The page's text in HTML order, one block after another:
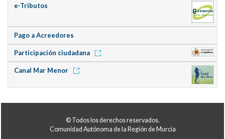
e-Tributos
Pago a Acreedores
Participación ciudadana
Canal Mar Menor
© Todos los derechos reservados.
Comunidad Autónoma de la Región de Murcia